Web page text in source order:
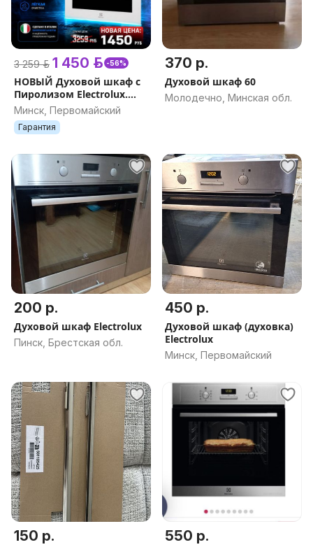
3 259 р. 1 450 р. -56%
НОВЫЙ Духовой шкаф с
Пиролизом Electrolux.
Гарантия. Доставка
Минск, Первомайский
Гарантия
370 р.
Духовой шкаф 60
Молодечно, Минская обл.
200 р.
Духовой шкаф Electrolux
Пинск, Брестская обл.
450 р.
Духовой шкаф (духовка)
Electrolux
Минск, Первомайский
150 р. 550 р.